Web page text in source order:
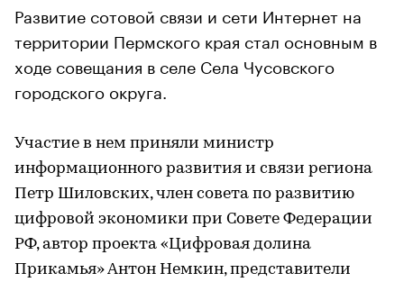
Развитие сотовой связи и сети Интернет на
территории Пермского края стал основным в
ходе совещания в селе Села Чусовского
городского округа.
Участие в нем приняли министр
информационного развития и связи региона
Петр Шиловских, член совета по развитию
цифровой экономики при Совете Федерации
РФ, автор проекта «Цифровая долина
Прикамья» Антон Немкин, представители